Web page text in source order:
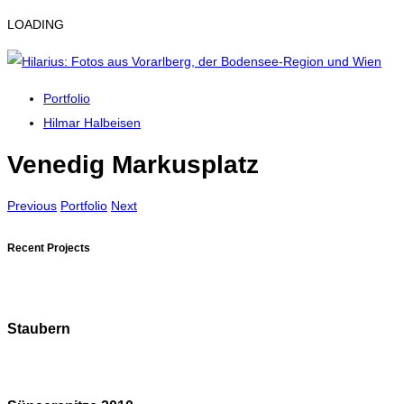
LOADING
Portfolio
Hilmar Halbeisen
Venedig Markusplatz
Previous Portfolio Next
Recent Projects
Staubern